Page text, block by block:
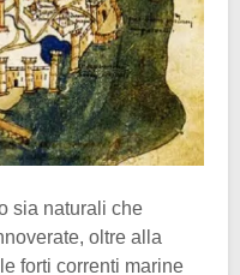
sia naturali che
oltre alla
forti correnti marine